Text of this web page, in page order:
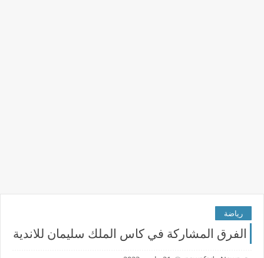
رياضة
الفرق المشاركة في كاس الملك سليمان للاندية